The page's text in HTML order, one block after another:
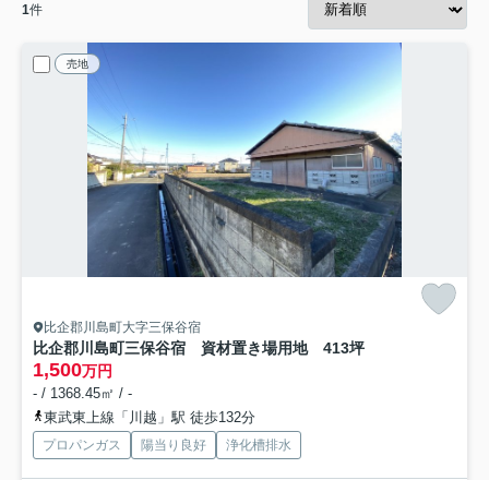
1件
売地
比企郡川島町大字三保谷宿
比企郡川島町三保谷宿 資材置き場用地 413坪
1,500万円
- / 1368.45㎡ / -
東武東上線「川越」駅 徒歩132分
プロパンガス 陽当り良好 浄化槽排水